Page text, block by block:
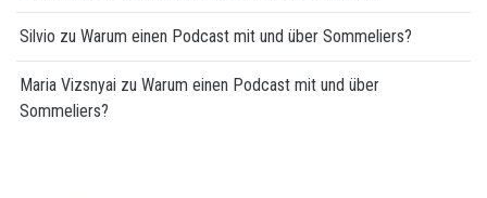
Silvio zu Warum einen Podcast mit und über Sommeliers?
Maria Vizsnyai zu Warum einen Podcast mit und über
Sommeliers?